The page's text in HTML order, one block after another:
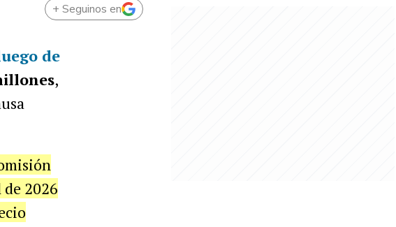
+ Seguinos en
de
,
2026